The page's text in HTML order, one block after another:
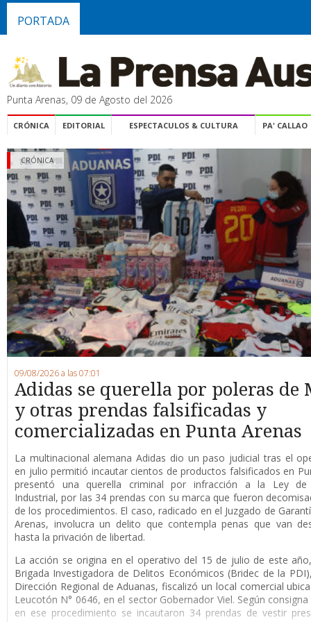
PORTADA
Punta Arenas, 09 de Agosto del 2026
CRÓNICA EDITORIAL ESPECTACULOS & CULTURA PA' CALLAO
CRÓNICA
09/08/2026 a las 07:01
Adidas se querella por poleras de
y otras prendas falsificadas y
comercializadas en Punta Arenas
La multinacional alemana Adidas dio un paso judicial tras el
en julio permitió incautar cientos de productos falsificados en
presentó una querella criminal por infracción a la Ley de
Industrial, por las 34 prendas con su marca que fueron
de los procedimientos. El caso, radicado en el Juzgado de
Arenas, involucra un delito que contempla penas que van
hasta la privación de libertad.
La acción se origina en el operativo del 15 de julio de este
Brigada Investigadora de Delitos Económicos (Bridec de la
Dirección Regional de Aduanas, fiscalizó un local comercial
Leucotón N° 0646, en el sector Gobernador Viel. Según
en ese procedimiento se incautaron 34 prendas de vestir